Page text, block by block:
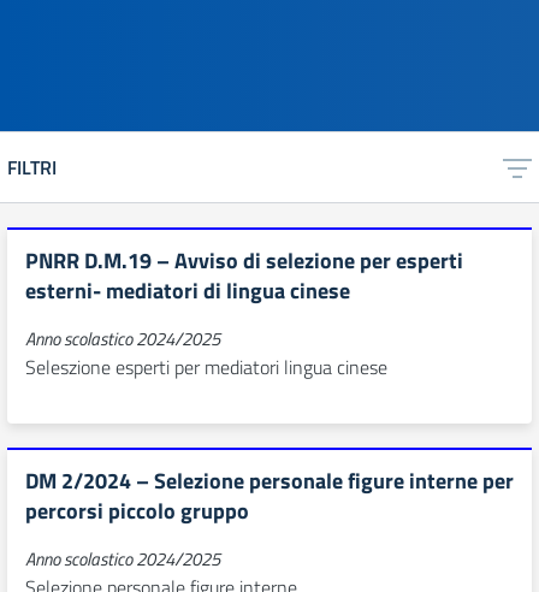
FILTRI
PNRR D.M.19 – Avviso di selezione per esperti
esterni- mediatori di lingua cinese
Anno scolastico 2024/2025
Seleszione esperti per mediatori lingua cinese
DM 2/2024 – Selezione personale figure interne per
percorsi piccolo gruppo
Anno scolastico 2024/2025